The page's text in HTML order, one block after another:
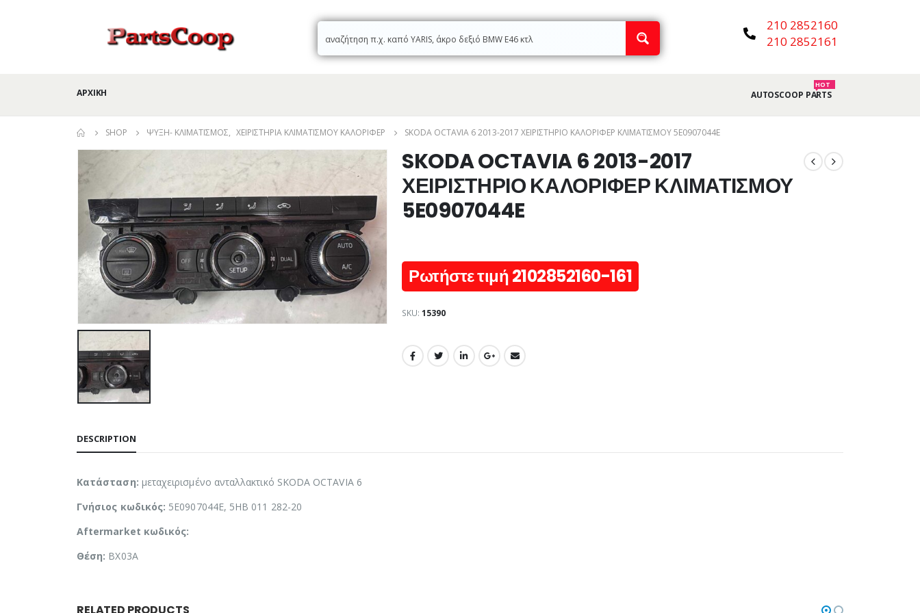
210 2852160
210 2852161
ΑΡΧΙΚΉ AUTOSCOOP PARTS
HOT
SHOP ΨΎΞΗ- ΚΛΙΜΑΤΙΣΜΌΣ, ΧΕΙΡΙΣΤΉΡΙΑ ΚΛΙΜΑΤΙΣΜΟΎ ΚΑΛΟΡΙΦΈΡ SKODA OCTAVIA 6 2013-2017 ΧΕΙΡΙΣΤΗΡΙΟ ΚΑΛΟΡΙΦΕΡ ΚΛΙΜΑΤΙΣΜΟΥ 5E0907044E
SKODA OCTAVIA 6 2013-2017
ΧΕΙΡΙΣΤΗΡΙΟ ΚΑΛΟΡΙΦΕΡ ΚΛΙΜΑΤΙΣΜΟΥ
5E0907044E
Ρωτήστε τιμή 2102852160-161
SKU: 15390
DESCRIPTION
Κατάσταση: μεταχειρισμένο ανταλλακτικό SKODA OCTAVIA 6
Γνήσιος κωδικός: 5E0907044E, 5HB 011 282-20
Aftermarket κωδικός:
Θέση: BX03A
RELATED PRODUCTS